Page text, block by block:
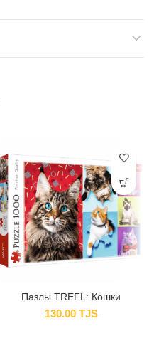
Пазлы TREFL: Кошки
130.00 TJS